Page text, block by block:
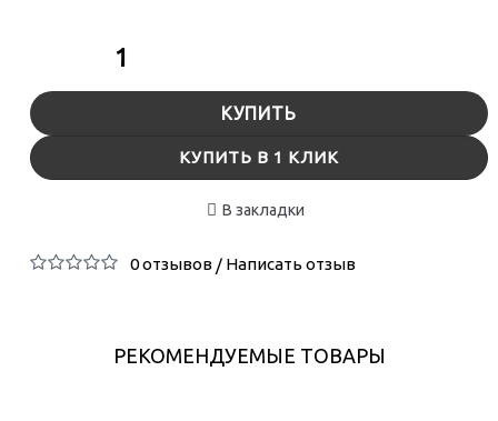
КУПИТЬ
КУПИТЬ В 1 КЛИК
В закладки
0 отзывов/ Написать отзыв
РЕКОМЕНДУЕМЫЕ ТОВАРЫ